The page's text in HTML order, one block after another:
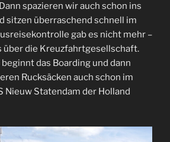
spazieren wir auch schon ins
sitzen überraschend schnell im
gab es nicht mehr –
über die Kreuzfahrtgesellschaft.
das Boarding und dann
Rucksäcken auch schon im
Nieuw Statendam der Holland